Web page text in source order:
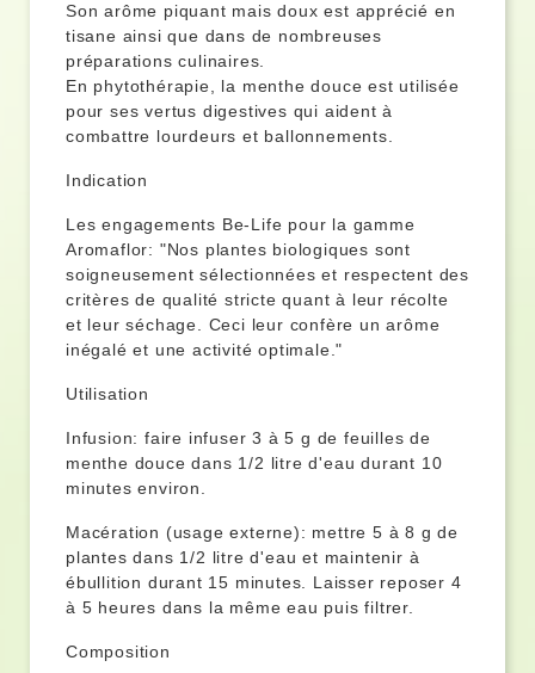
Son arôme piquant mais doux est apprécié en
tisane ainsi que dans de nombreuses
préparations culinaires.
En phytothérapie, la menthe douce est utilisée
pour ses vertus digestives qui aident à
combattre lourdeurs et ballonnements.
Indication
Les engagements Be-Life pour la gamme
Aromaflor: "Nos plantes biologiques sont
soigneusement sélectionnées et respectent des
critères de qualité stricte quant à leur récolte
et leur séchage. Ceci leur confère un arôme
inégalé et une activité optimale."
Utilisation
Infusion: faire infuser 3 à 5 g de feuilles de
menthe douce dans 1/2 litre d'eau durant 10
minutes environ.
Macération (usage externe): mettre 5 à 8 g de
plantes dans 1/2 litre d'eau et maintenir à
ébullition durant 15 minutes. Laisser reposer 4
à 5 heures dans la même eau puis filtrer.
Composition